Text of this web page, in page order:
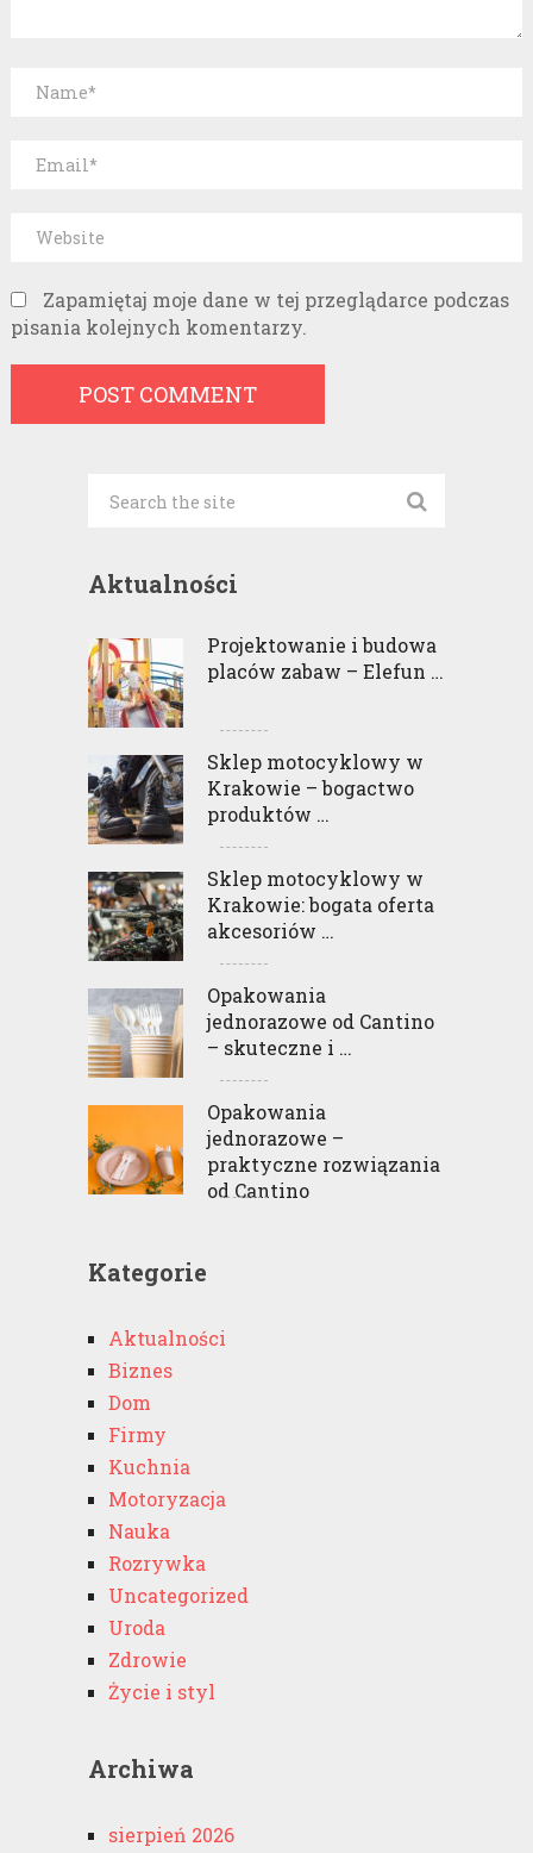
Zapamiętaj moje dane w tej przeglądarce podczas
pisania kolejnych komentarzy.
Aktualności
Projektowanie i budowa
placów zabaw – Elefun …
Sklep motocyklowy w
Krakowie – bogactwo
produktów …
Sklep motocyklowy w
Krakowie: bogata oferta
akcesoriów …
Opakowania
jednorazowe od Cantino
– skuteczne i …
Opakowania
jednorazowe –
praktyczne rozwiązania
od Cantino
Kategorie
Aktualności
Biznes
Dom
Firmy
Kuchnia
Motoryzacja
Nauka
Rozrywka
Uncategorized
Uroda
Zdrowie
Życie i styl
Archiwa
sierpień 2026